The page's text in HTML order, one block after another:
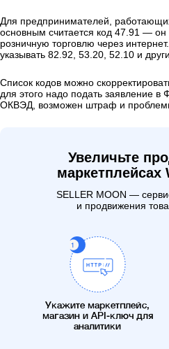
Для предпринимателей,
основным считается код 47.91 — он
розничную торговлю через
указывать 82.92, 53.20, 52.10 и
Список кодов можно
для этого надо подать заявление
ОКВЭД, возможен штраф и
Увеличьте
маркетплейсах
SELLER MOON —
и продвижения
Укажите маркетплейс,
магазин и API-ключ для
аналитики